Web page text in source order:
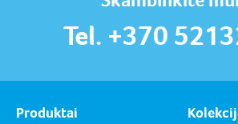
Tel. +370
Produktai